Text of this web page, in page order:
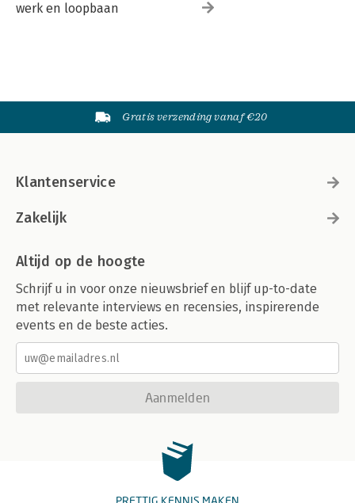
werk en loopbaan
Gratis verzending vanaf €20
Klantenservice
Zakelijk
Altijd op de hoogte
Schrijf u in voor onze nieuwsbrief en blijf up-to-date
met relevante interviews en recensies, inspirerende
events en de beste acties.
Aanmelden
PRETTIG KENNIS MAKEN